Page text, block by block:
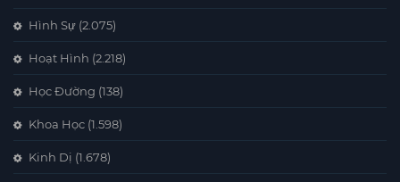
Hình Sự (2.075)
Hoạt Hình (2.218)
Học Đường (138)
Khoa Học (1.598)
Kinh Dị (1.678)